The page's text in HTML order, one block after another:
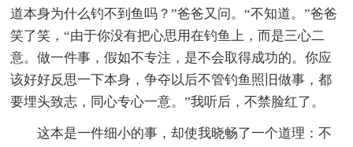
道本身为什么钓不到鱼吗？”爸爸又问。“不知道。”爸爸
笑了笑，“由于你没有把心思用在钓鱼上，而是三心二
意。做一件事，假如不专注，是不会取得成功的。你应
该好好反思一下本身，争夺以后不管钓鱼照旧做事，都
要埋头致志，同心专心一意。”我听后，不禁脸红了。
这本是一件细小的事，却使我晓畅了一个道理：不